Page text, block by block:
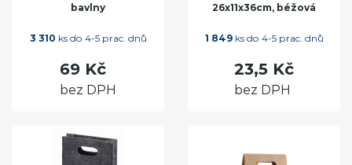
bavlny
3 310 ks do 4-5 prac. dnů
69 Kč
bez DPH
26x11x36cm, béžová
1 849ks do 4-5 prac. dnů
23,5 Kč
bez DPH